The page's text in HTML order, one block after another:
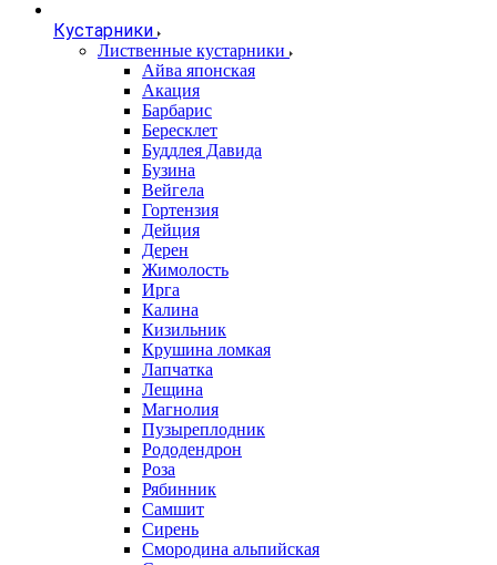
Кустарники
Лиственные кустарники
Айва японская
Акация
Барбарис
Бересклет
Буддлея Давида
Бузина
Вейгела
Гортензия
Дейция
Дерен
Жимолость
Ирга
Калина
Кизильник
Крушина ломкая
Лапчатка
Лещина
Магнолия
Пузыреплодник
Рододендрон
Роза
Рябинник
Самшит
Сирень
Смородина альпийская